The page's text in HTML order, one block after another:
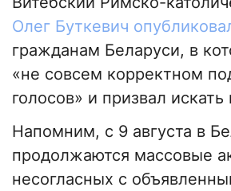
Олег Буткевич
гражданам Беларуси, в
«не совсем корректном
голосов» и призвал искать
Напомним, с 9 августа в
продолжаются массовые
несогласных с